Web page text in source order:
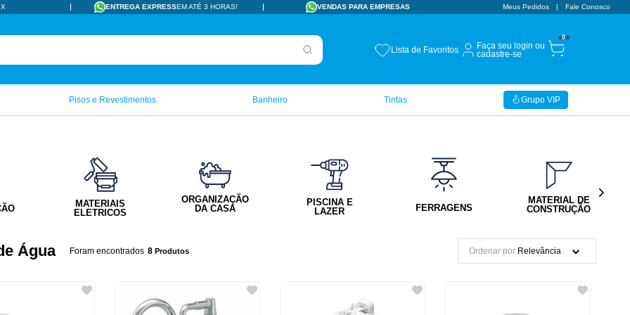
ENTREGA EXPRESSEM ATÉ 3 HORAS! VENDAS PARA EMPRESAS Meus Pedidos Fale Conosco
Lista de Favoritos
Faça seu login ou
cadastre-se
0
Grupo VIP
Pisos e Revestimentos Banheiro Tintas
MATERIAIS
ELETRICOS
ORGANIZAÇÃO
DA CASA
PISCINA E
LAZER
FERRAGENS
MATERIAL DE
CONSTRUÇÃO
Água 8 Produtos Ordenar por Relevância